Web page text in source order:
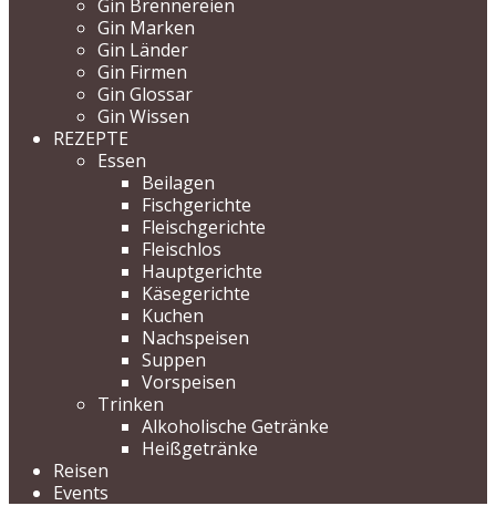
Gin Brennereien
Gin Marken
Gin Länder
Gin Firmen
Gin Glossar
Gin Wissen
REZEPTE
Essen
Beilagen
Fischgerichte
Fleischgerichte
Fleischlos
Hauptgerichte
Käsegerichte
Kuchen
Nachspeisen
Suppen
Vorspeisen
Trinken
Alkoholische Getränke
Heißgetränke
Reisen
Events